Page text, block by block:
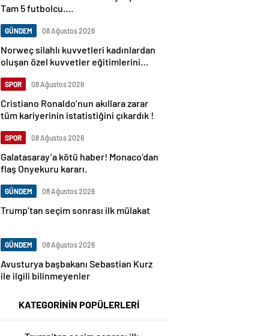
Tam 5 futbolcu….
GÜNDEM 08 Ağustos 2026
Norweç silahlı kuvvetleri kadınlardan
oluşan özel kuvvetler eğitimlerini
SPOR 08 Ağustos 2026
Cristiano Ronaldo’nun akıllara zarar
tüm kariyerinin istatistiğini çıkardık !
SPOR 08 Ağustos 2026
Galatasaray’a kötü haber! Monaco’dan
flaş Onyekuru kararı.
GÜNDEM 08 Ağustos 2026
Trump’tan seçim sonrası ilk mülakat
GÜNDEM 08 Ağustos 2026
Avusturya başbakanı Sebastian Kurz
ile ilgili bilinmeyenler
KATEGORİNİN POPÜLERLERİ